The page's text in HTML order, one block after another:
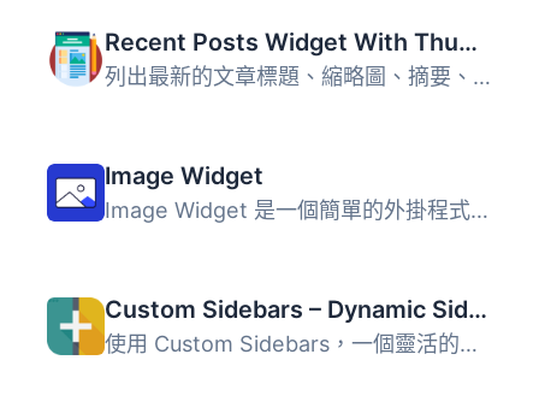
Recent Posts Widget With Thumbnails
列出最新的文章標題、縮略圖、摘要、作者、類別、日期等等！ ...
Image Widget
Image Widget 是一個簡單的外掛程式，利用 WordPress 原生媒...
Custom Sidebars – Dynamic Sidebar Classic Widget Area Manager
使用 Custom Sidebars，一個靈活的小工具管理器，在您的網站...